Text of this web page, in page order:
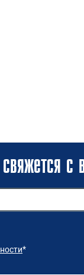
с
*